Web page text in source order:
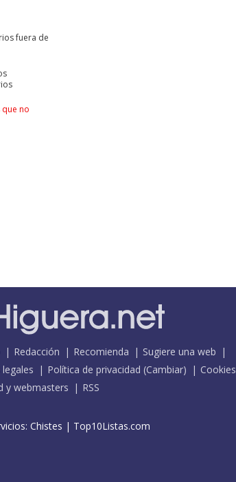
fuera de
no
Redacción Recomienda
Sugiere una web
Política de privacidad (Cambiar)
Cookies
y webmasters
RSS
Chistes | Top10Listas.com